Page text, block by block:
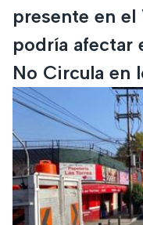
presente en
podría afectar
No Circula en